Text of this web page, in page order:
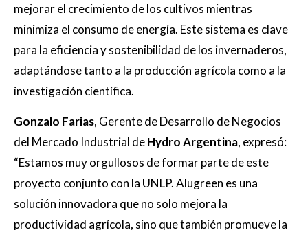
mejorar el crecimiento de los cultivos mientras
minimiza el consumo de energía. Este sistema es clave
para la eficiencia y sostenibilidad de los invernaderos,
adaptándose tanto a la producción agrícola como a la
investigación científica.
Gonzalo Farias, Gerente de Desarrollo de Negocios
del Mercado Industrial deHydro Argentina, expresó:
“Estamos muy orgullosos de formar parte de este
proyecto conjunto con la UNLP. Alugreen es una
solución innovadora que no solo mejora la
productividad agrícola, sino que también promueve la